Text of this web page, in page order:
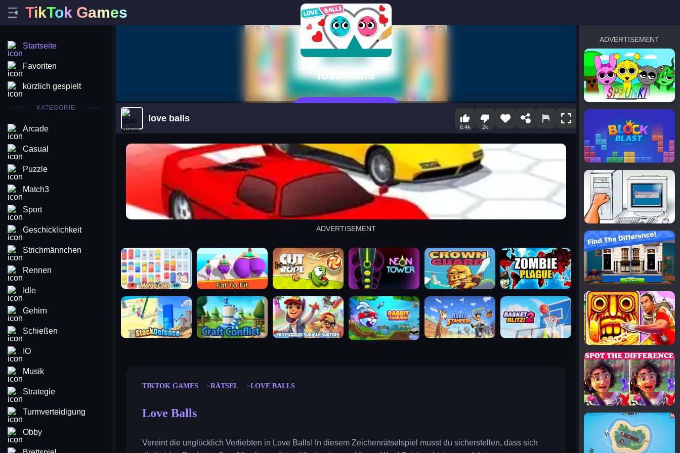
TikTok Games
Startseite
Favoriten
kürzlich gespielt
KATEGORIE
Arcade
Casual
Puzzle
Match3
Sport
Geschicklichkeit
Strichmännchen
Rennen
Idle
Gehirn
Schießen
IO
Musik
Strategie
Turmverteidigung
Obby
love balls
love balls
6.4k 2k
arena king
ADVERTISEMENT
merge coin fat to fit cut the rope neon tower crown guard zombie plague
stack defence craft conflict subway surfers rabbit samurai rodeo stampede basket blitz
TIKTOK GAMES RÄTSEL LOVE BALLS
Love Balls
Vereint die unglücklich Verliebten in Love Balls! In diesem Zeichenrätselspiel musst du sicherstellen, dass sich
ADVERTISEMENT
sprunki
Blocky Blast!
smash it
notice the difference
temple run 2
spot the differences
silly sky